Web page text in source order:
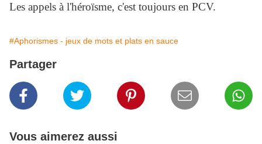
Les appels à l'héroïsme, c'est toujours en PCV.
#Aphorismes - jeux de mots et plats en sauce
Partager
Vous aimerez aussi